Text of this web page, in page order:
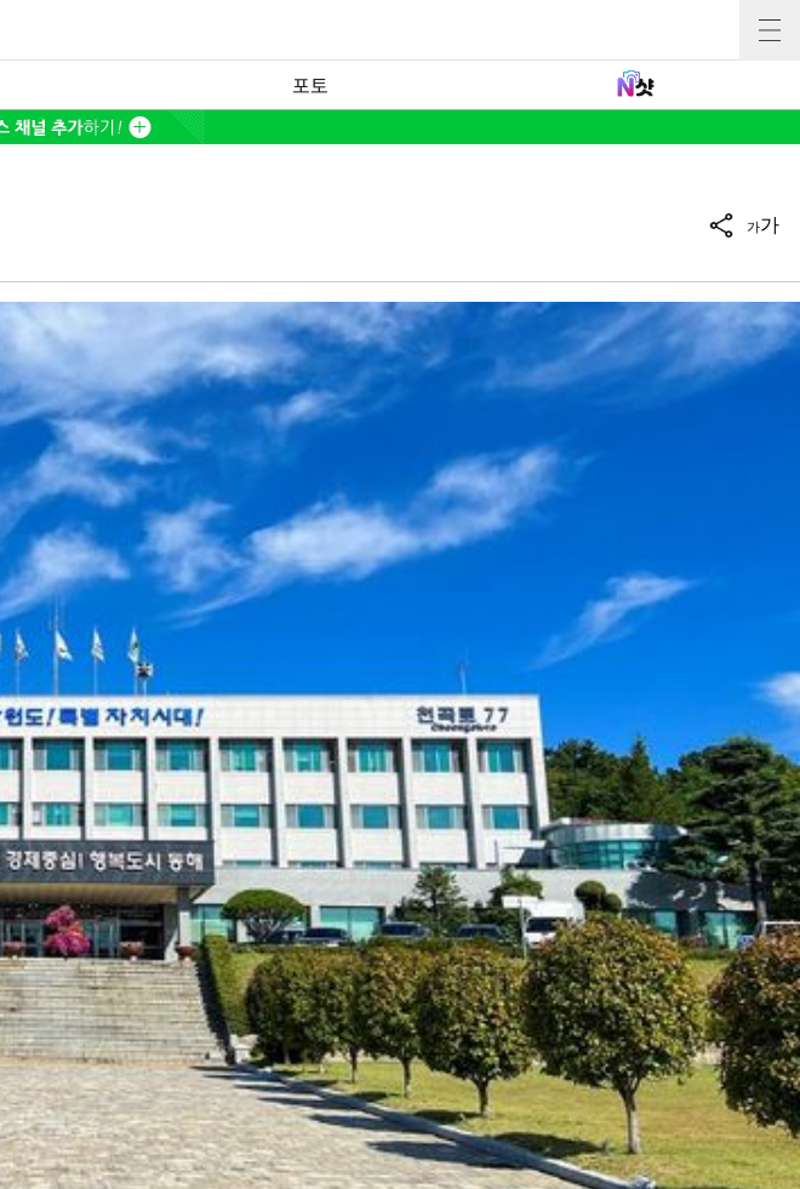
포토
가가